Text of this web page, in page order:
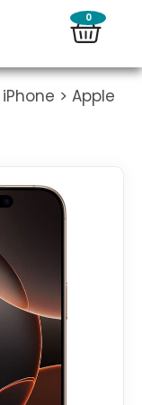
0
iPhone > Apple